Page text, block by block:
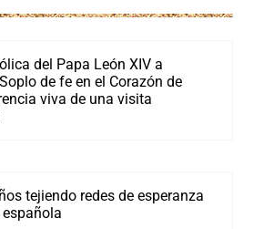
del Papa León XIV a
de fe en el Corazón de
viva de una visita
tejiendo redes de esperanza